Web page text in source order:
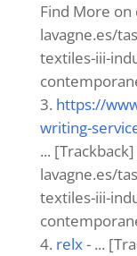
Find More on
lavagne.es/
textiles-iii-
https://
writing-
...
lavagne.es/
textiles-iii-
relx- ...